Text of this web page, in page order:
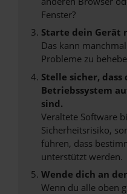
Fenster?
Starte dein Gerät
Das kann
Probleme zu
Stelle sicher,
Betriebssystem
sind.
Veraltete Software
Sicherheitsrisiko,
führen, dass
unterstützt werden.
Wende dich an
Wenn du alle oben